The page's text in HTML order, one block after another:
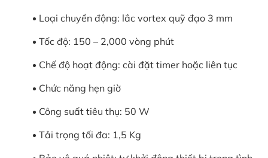
Loại chuyển động: lắc vortex quỹ đạo 3 mm
Tốc độ: 150 – 2,000 vòng phút
Chế độ hoạt động: cài đặt timer hoặc liên tục
Chức năng hẹn giờ
Công suất tiêu thụ: 50 W
Tải trọng tối đa: 1,5 Kg